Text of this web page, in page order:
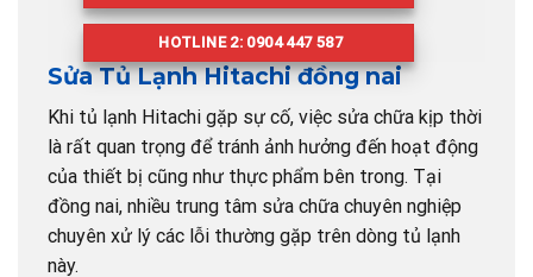
HOTLINE 2: 0904 447 587
Sửa Tủ Lạnh Hitachi đồng nai
Khi tủ lạnh Hitachi gặp sự cố, việc sửa chữa kịp thời
là rất quan trọng để tránh ảnh hưởng đến hoạt động
của thiết bị cũng như thực phẩm bên trong. Tại
đồng nai, nhiều trung tâm sửa chữa chuyên nghiệp
chuyên xử lý các lỗi thường gặp trên dòng tủ lạnh
này.